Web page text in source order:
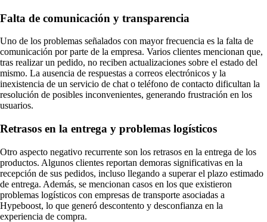
Falta de comunicación y transparencia
Uno de los problemas señalados con mayor frecuencia es la falta de
comunicación por parte de la empresa. Varios clientes mencionan que,
tras realizar un pedido, no reciben actualizaciones sobre el estado del
mismo. La ausencia de respuestas a correos electrónicos y la
inexistencia de un servicio de chat o teléfono de contacto dificultan la
resolución de posibles inconvenientes, generando frustración en los
usuarios.
Retrasos en la entrega y problemas logísticos
Otro aspecto negativo recurrente son los retrasos en la entrega de los
productos. Algunos clientes reportan demoras significativas en la
recepción de sus pedidos, incluso llegando a superar el plazo estimado
de entrega. Además, se mencionan casos en los que existieron
problemas logísticos con empresas de transporte asociadas a
Hypeboost, lo que generó descontento y desconfianza en la
experiencia de compra.